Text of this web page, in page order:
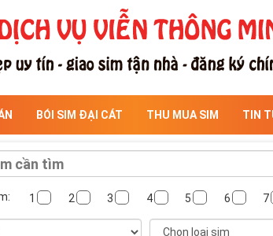
BÓI SIM ĐẠI CÁT THU MUA SIM TIN
1 2 3 4 5 6 7